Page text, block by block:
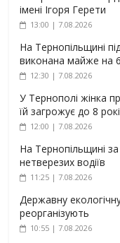
імені Ігоря Герети
13:00 | 7.08.2026
На Тернопільщині
виконана майже на
12:30 | 7.08.2026
У Тернополі жінка
їй загрожує до 8
12:00 | 7.08.2026
На Тернопільщині
нетверезих водіїв
11:25 | 7.08.2026
Державну
реорганізують
10:55 | 7.08.2026